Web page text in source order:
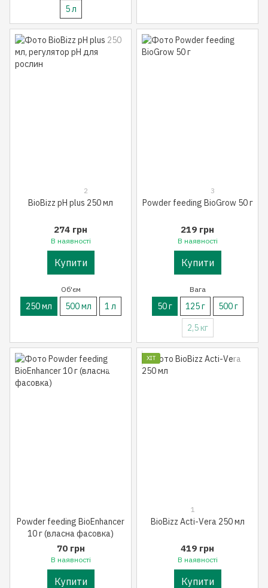
5 л
2
BioBizz pH plus 250 мл
274 грн
В наявності
Купити
Об'єм
250 мл 500 мл 1 л
3
Powder feeding BioGrow 50 г
219 грн
В наявності
Купити
Вага
50 г 125 г
500 г
2,5 кг
Powder feeding BioEnhancer
10 г (власна фасовка)
70 грн
В наявності
Купити
ХІТ
1
BioBizz Acti-Vera 250 мл
419 грн
В наявності
Купити